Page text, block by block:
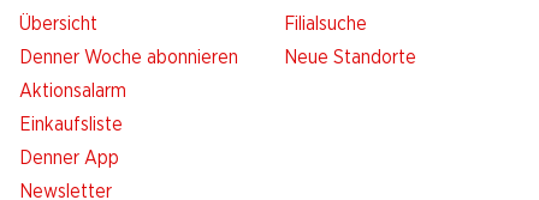
Übersicht
Denner Woche abonnieren
Aktionsalarm
Einkaufsliste
Denner App
Newsletter
Filialsuche
Neue Standorte